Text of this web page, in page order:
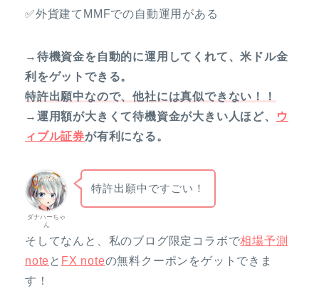
✅外貨建てMMFでの自動運用がある
→待機資金を自動的に運用してくれて、米ドル金
利をゲットできる。
特許出願中なので、他社には真似できない！！
→運用額が大きくて待機資金が大きい人ほど、
ウ
ィブル証券が有利になる。
ダナハーちゃ
ん
特許出願中ですごい！
そしてなんと、私のブログ限定コラボで相場予測
note と FX noteの無料クーポンをゲットできま
す！